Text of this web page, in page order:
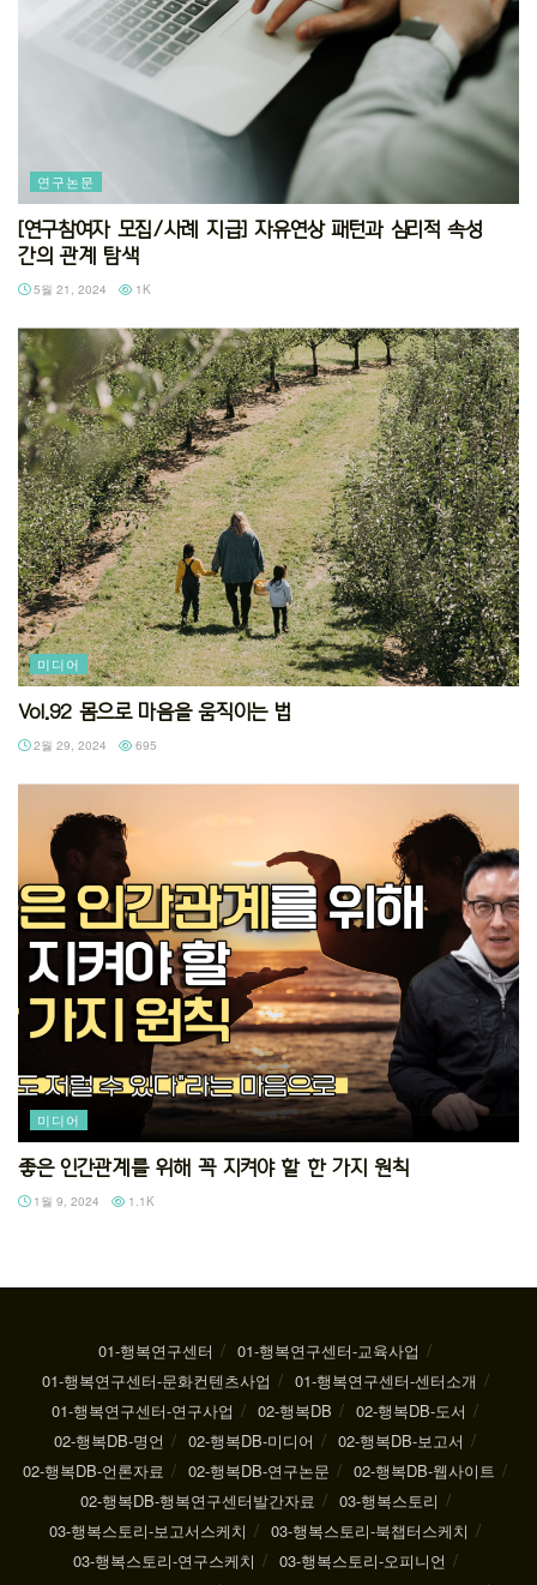
연구논문
[연구참여자 모집/사례 지급] 자유연상 패턴과 심리적 속성
간의 관계 탐색
5월 21, 2024 1K
미디어
Vol.92 몸으로 마음을 움직이는 법
2월 29, 2024 695
미디어
좋은 인간관계를 위해 꼭 지켜야 할 한 가지 원칙
1월 9, 2024 1.1K
01-행복연구센터
01-행복연구센터-교육사업
01-행복연구센터-문화컨텐츠사업
01-행복연구센터-센터소개
01-행복연구센터-연구사업
02-행복DB
02-행복DB-도서
02-행복DB-명언
02-행복DB-미디어
02-행복DB-보고서
02-행복DB-언론자료
02-행복DB-연구논문
02-행복DB-웹사이트
02-행복DB-행복연구센터발간자료
03-행복스토리
03-행복스토리-보고서스케치
03-행복스토리-북챕터스케치
03-행복스토리-연구스케치
03-행복스토리-오피니언